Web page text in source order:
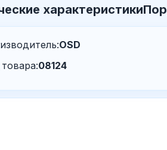
характеристики
OSD
08124